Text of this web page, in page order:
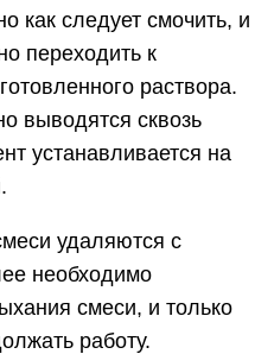
как следует смочить, и
переходить к
раствора.
выводятся сквозь
устанавливается на
удаляются с
необходимо
смеси, и только
работу.